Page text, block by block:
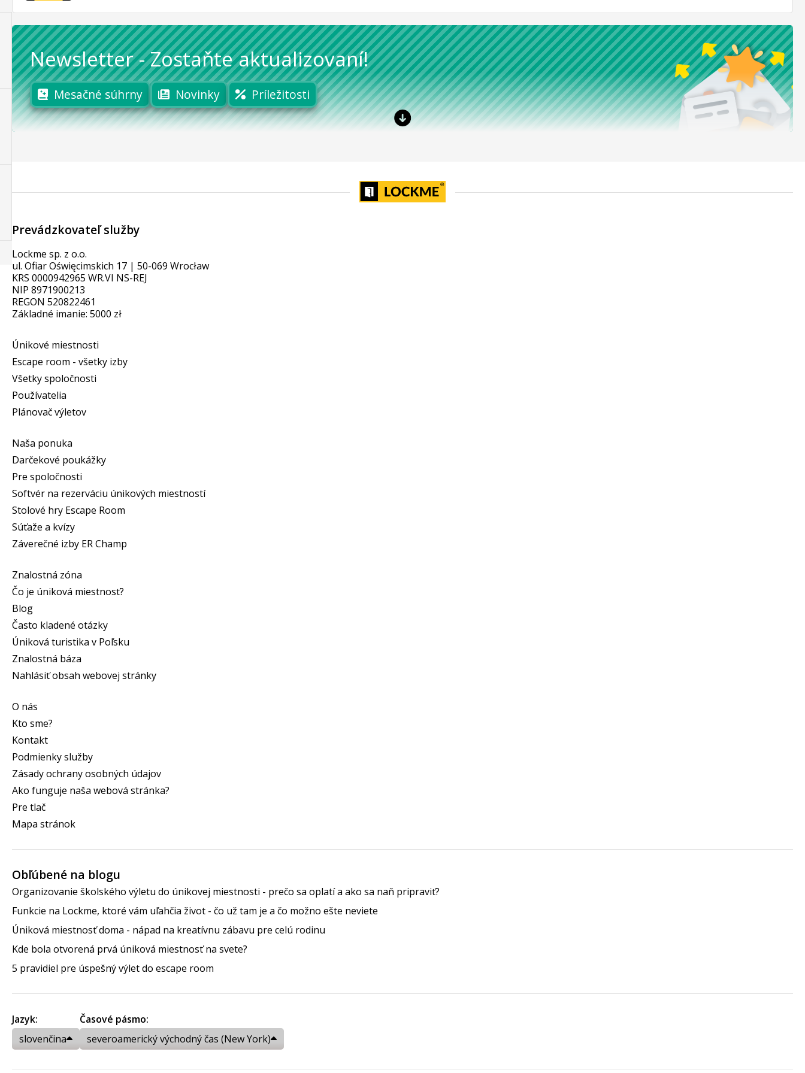
Newsletter -Zostaňte aktualizovaní!
Mesačné súhrny Novinky Príležitosti
Prevádzkovateľ služby
Lockme sp. z o.o.
ul. Ofiar Oświęcimskich 17 | 50-069 Wrocław
KRS 0000942965 WR.VI NS-REJ
NIP 8971900213
REGON 520822461
Základné imanie: 5000 zł
Únikové miestnosti
Escape room - všetky izby
Všetky spoločnosti
Používatelia
Plánovač výletov
Naša ponuka
Darčekové poukážky
Pre spoločnosti
Softvér na rezerváciu únikových miestností
Stolové hry Escape Room
Súťaže a kvízy
Záverečné izby ER Champ
Znalostná zóna
Čo je úniková miestnosť?
Blog
Často kladené otázky
Úniková turistika v Poľsku
Znalostná báza
Nahlásiť obsah webovej stránky
O nás
Kto sme?
Kontakt
Podmienky služby
Zásady ochrany osobných údajov
Ako funguje naša webová stránka?
Pre tlač
Mapa stránok
Obľúbené na blogu
Organizovanie školského výletu do únikovej miestnosti - prečo sa oplatí a ako sa naň pripraviť?
Funkcie na Lockme, ktoré vám uľahčia život - čo už tam je a čo možno ešte neviete
Úniková miestnosť doma - nápad na kreatívnu zábavu pre celú rodinu
Kde bola otvorená prvá úniková miestnosť na svete?
5 pravidiel pre úspešný výlet do escape room
Jazyk:
slovenčina
Časové pásmo:
severoamerický východný čas (New York)